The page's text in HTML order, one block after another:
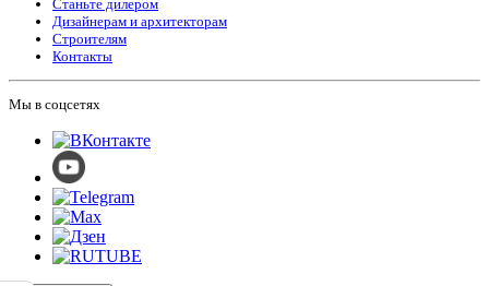
Станьте дилером
Дизайнерам и архитекторам
Строителям
Контакты
Мы в соцсетях